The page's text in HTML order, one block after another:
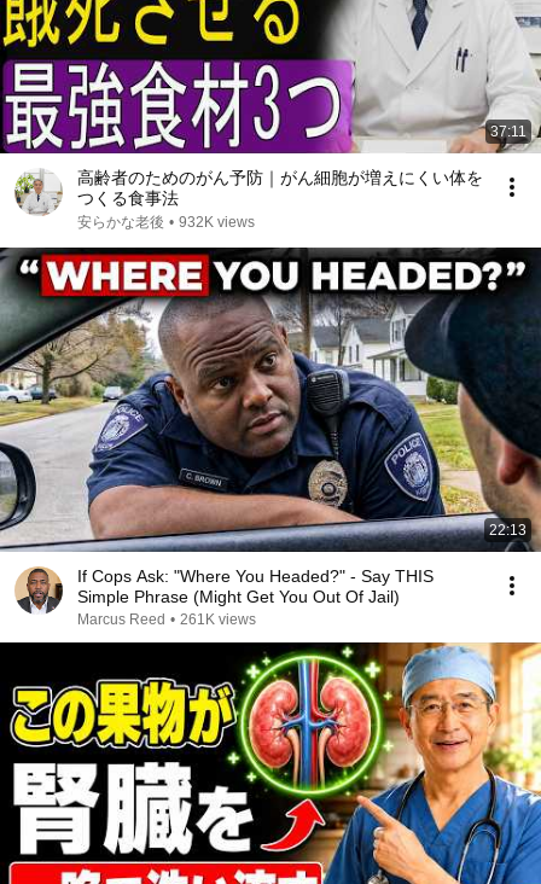
37:11
高齢者のためのがん予防｜がん細胞が増えにくい体を
つくる食事法
安らかな老後 • 932K views
22:13
If Cops Ask: "Where You Headed?" - Say THIS
Simple Phrase (Might Get You Out Of Jail)
Marcus Reed • 261K views